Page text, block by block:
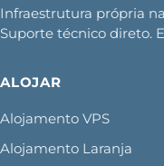
Infraestrutura própria
Suporte técnico direto.
ALOJAR
Alojamento VPS
Alojamento Laranja